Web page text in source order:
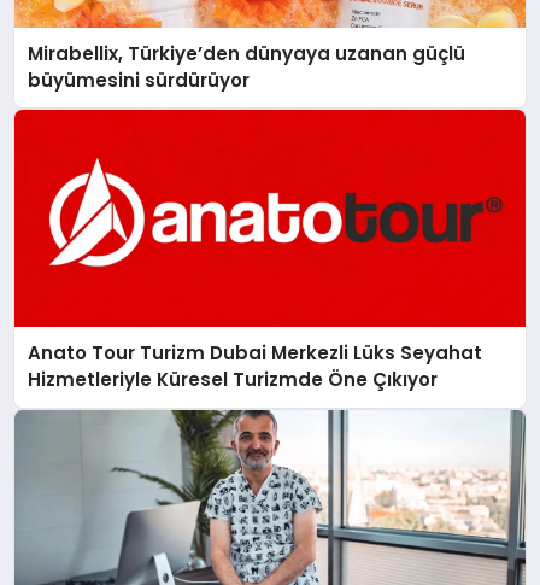
Mirabellix, Türkiye’den dünyaya uzanan güçlü
büyümesini sürdürüyor
Anato Tour Turizm Dubai Merkezli Lüks Seyahat
Hizmetleriyle Küresel Turizmde Öne Çıkıyor